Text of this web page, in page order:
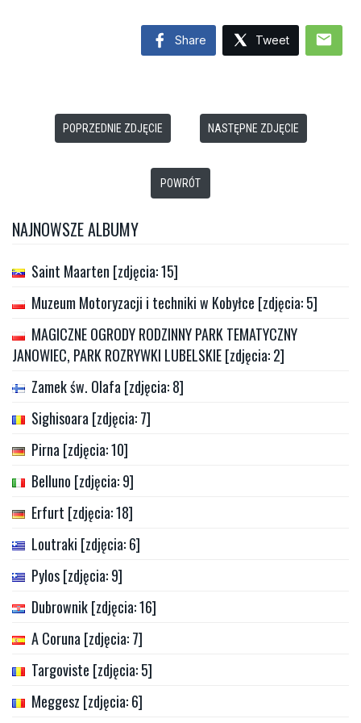
Share Tweet mail
POPRZEDNIE ZDJĘCIE NASTĘPNE ZDJĘCIE
POWRÓT
NAJNOWSZE ALBUMY
Saint Maarten [zdjęcia: 15]
Muzeum Motoryzacji i techniki w Kobyłce [zdjęcia: 5]
MAGICZNE OGRODY RODZINNY PARK TEMATYCZNY
JANOWIEC, PARK ROZRYWKI LUBELSKIE [zdjęcia: 2]
Zamek św. Olafa [zdjęcia: 8]
Sighisoara [zdjęcia: 7]
Pirna [zdjęcia: 10]
Belluno [zdjęcia: 9]
Erfurt [zdjęcia: 18]
Loutraki [zdjęcia: 6]
Pylos [zdjęcia: 9]
Dubrownik [zdjęcia: 16]
A Coruna [zdjęcia: 7]
Targoviste [zdjęcia: 5]
Meggesz [zdjęcia: 6]